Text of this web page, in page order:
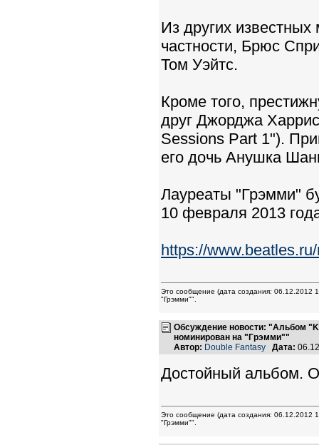
Из других
частности, Брюс
Том Уэйтс.
Кроме того,
друг Джорджа
Sessions Part 1").
его дочь Анушка
Лауреаты "Грэмми"
10 февраля 2013
https://
Это сообщение (дата создания: 06.12.2012
"Грэмми"".
Обсуждение новости: "Альбом
номинирован на "Грэмми""
Автор: Double Fantasy Дата:
Достойный альбом.
Это сообщение (дата создания: 06.12.2012
"Грэмми"".